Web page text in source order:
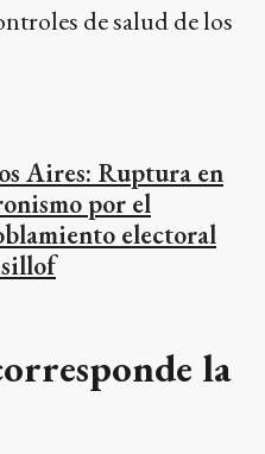
de salud de los
Aires: Ruptura en
por el
electoral
la